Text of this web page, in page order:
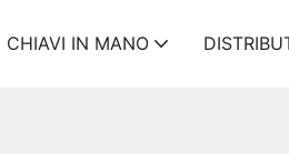
CHIAVI IN ​​MANO